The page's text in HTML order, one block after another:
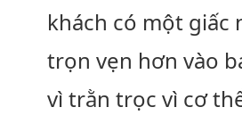
khách có một giấc
trọn vẹn hơn vào
vì trằn trọc vì cơ